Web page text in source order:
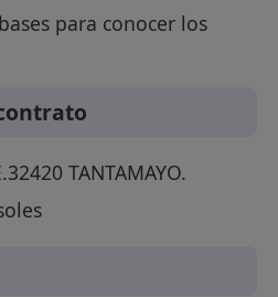
para conocer los
TANTAMAYO.